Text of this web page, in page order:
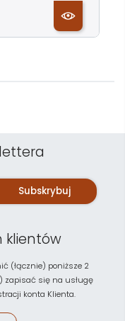
Subskrybuj
klientów
(łącznie) poniższe 2
zapisać się na usługę
konta Klienta.